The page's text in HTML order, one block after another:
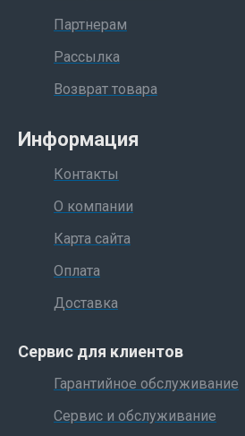
Партнерам
Рассылка
Возврат товара
Информация
Контакты
О компании
Карта сайта
Оплата
Доставка
Сервис для клиентов
Гарантийное обслуживание
Сервис и обслуживание